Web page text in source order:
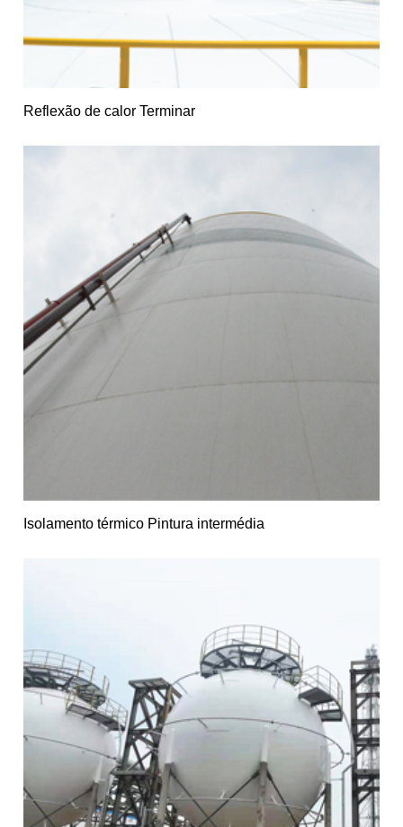
Reflexão de calor Terminar
Isolamento térmico Pintura intermédia